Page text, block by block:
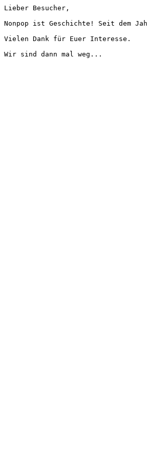
Lieber Besucher,
Nonpop ist Geschichte! Seit dem
Vielen Dank für Euer Interesse.
Wir sind dann mal weg...